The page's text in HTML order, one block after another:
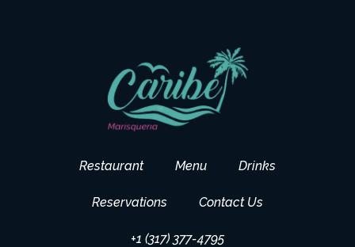
Restaurant Menu Drinks
Reservations Contact Us
+1 (317) 377-4795